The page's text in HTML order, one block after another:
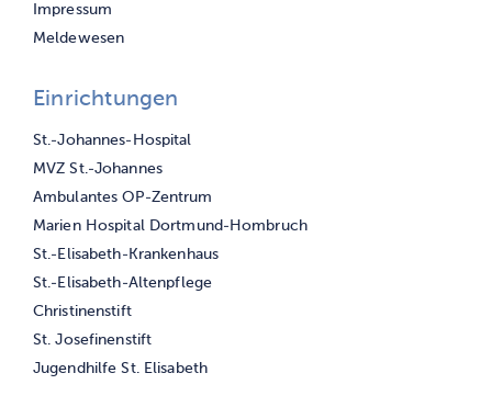
Impressum
Meldewesen
Einrichtungen
Navigation
überspringen
St.-Johannes-Hospital
MVZ St.-Johannes
Ambulantes OP-Zentrum
Marien Hospital Dortmund-Hombruch
St.-Elisabeth-Krankenhaus
St.-Elisabeth-Altenpflege
Christinenstift
St. Josefinenstift
Jugendhilfe St. Elisabeth